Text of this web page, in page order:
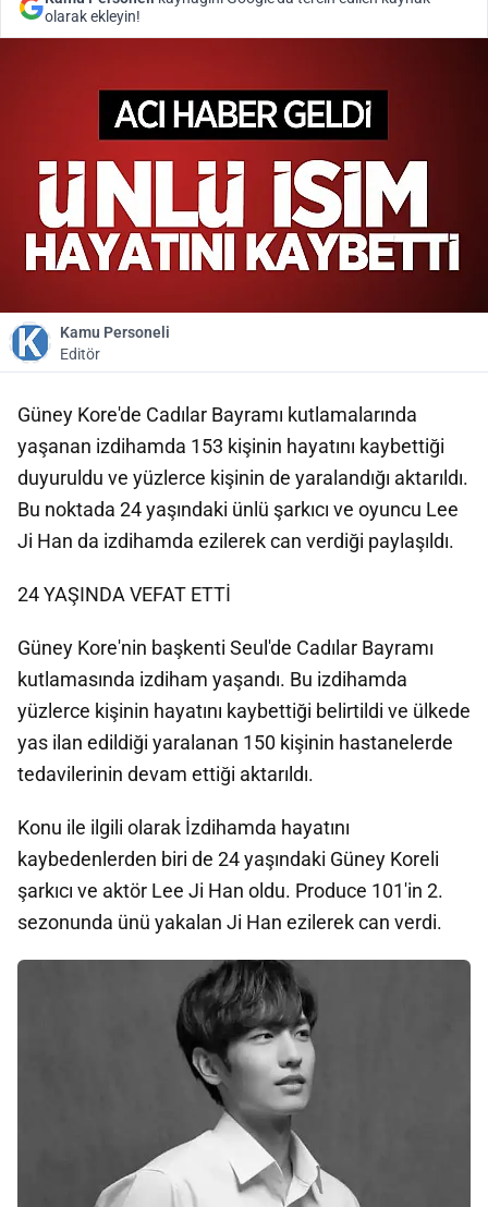
olarak ekleyin!
Kamu Personeli
Editör
Güney Kore'de Cadılar Bayramı kutlamalarında
yaşanan izdihamda 153 kişinin hayatını kaybettiği
duyuruldu ve yüzlerce kişinin de yaralandığı aktarıldı.
Bu noktada 24 yaşındaki ünlü şarkıcı ve oyuncu Lee
Ji Han da izdihamda ezilerek can verdiği paylaşıldı.
24 YAŞINDA VEFAT ETTİ
Güney Kore'nin başkenti Seul'de Cadılar Bayramı
kutlamasında izdiham yaşandı. Bu izdihamda
yüzlerce kişinin hayatını kaybettiği belirtildi ve ülkede
yas ilan edildiği yaralanan 150 kişinin hastanelerde
tedavilerinin devam ettiği aktarıldı.
Konu ile ilgili olarak İzdihamda hayatını
kaybedenlerden biri de 24 yaşındaki Güney Koreli
şarkıcı ve aktör Lee Ji Han oldu. Produce 101'in 2.
sezonunda ünü yakalan Ji Han ezilerek can verdi.